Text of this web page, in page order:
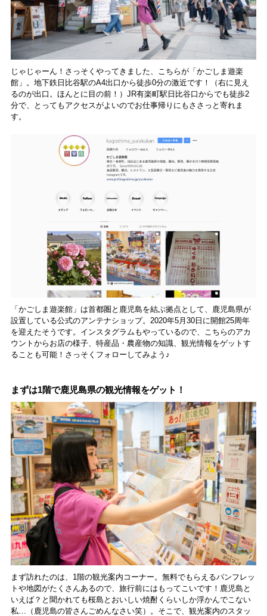
じゃじゃーん！さっそくやってきました、こちらが「かごしま遊楽
館」。地下鉄日比谷駅のA4出口から徒歩0分の激近です！（右に見え
るのが出口。ほんとに目の前！）JR有楽町駅日比谷口からでも徒歩2
分で、とってもアクセスがよいのでお仕事帰りにもささっと寄れま
す。
「かごしま遊楽館」は首都圏と鹿児島を結ぶ拠点として、鹿児島県が
設置している公式のアンテナショップ。2020年5月30日に開館25周年
を迎えたそうです。インスタグラムもやっているので、こちらのアカ
ウントからお店の様子、特産品・農産物の知識、観光情報をゲットす
ることも可能！さっそくフォローしてみよう♪
まずは1階で鹿児島県の観光情報をゲット！
まず訪れたのは、1階の観光案内コーナー。無料でもらえるパンフレッ
トや地図がたくさんあるので、旅行前にはもってこいです！鹿児島と
いえば？と聞かれても桜島とおいしい焼酎くらいしか浮かんでこない
私…（鹿児島の皆さんごめんなさい笑）。そこで、観光案内のスタッ